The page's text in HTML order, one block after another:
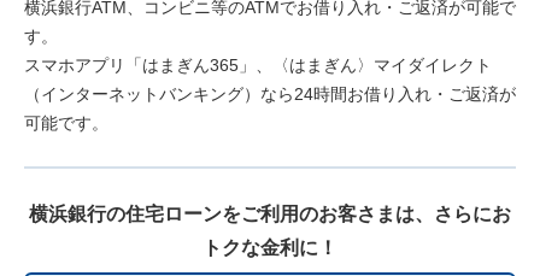
横浜銀行ATM、コンビニ等のATMでお借り入れ・ご返済が可能で
す。
スマホアプリ「はまぎん365」、〈はまぎん〉マイダイレクト
（インターネットバンキング）なら24時間お借り入れ・ご返済が
可能です。
横浜銀行の住宅ローンをご利用のお客さまは、さらにお
トクな金利に！